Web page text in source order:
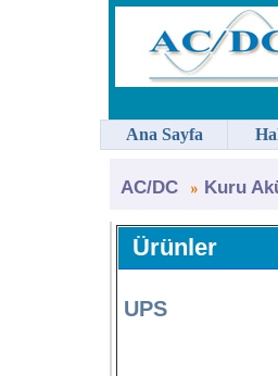
AC/DC Kuru
Ürünler
UPS
Ana Sayfa